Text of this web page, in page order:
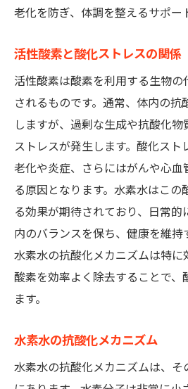
老化を防ぎ、体調を整えるサポー
活性酸素と酸化ストレスの関係
活性酸素は酸素を利用する生物
されるものです。通常、体内の抗
しますが、過剰な生成や抗酸化物
ストレスが発生します。酸化スト
老化や炎症、さらにはがんや心血
る原因となります。水素水はこの
る効果が期待されており、日常的
内のバランスを保ち、健康を維持
水素水の抗酸化メカニズムは特に
酸素を効率よく除去することで、
ます。
水素水の抗酸化メカニズム
水素水の抗酸化メカニズムは、そ